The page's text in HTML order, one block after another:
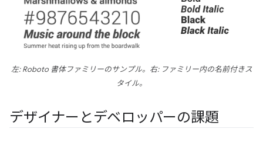
左: Roboto 書体ファミリーのサンプル。右: ファミリー内の名前付きス
タイル。
デザイナーとデベロッパーの課題